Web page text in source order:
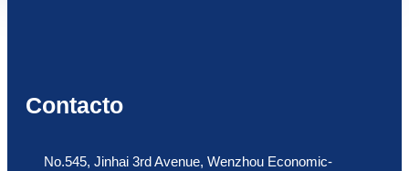
Contacto
No.545, Jinhai 3rd Avenue, Wenzhou Economic-